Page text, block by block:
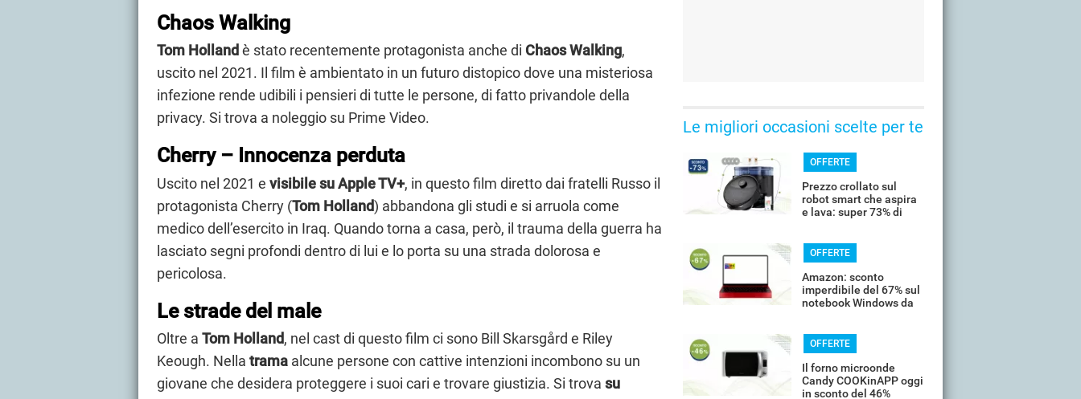
Chaos Walking
Tom Holland è stato recentemente protagonista anche di Chaos Walking,
uscito nel 2021. Il film è ambientato in un futuro distopico dove una misteriosa
infezione rende udibili i pensieri di tutte le persone, di fatto privandole della
privacy. Si trova a noleggio su Prime Video.
Cherry – Innocenza perduta
Uscito nel 2021 e visibile su Apple TV+, in questo film diretto dai fratelli Russo il
protagonista Cherry (Tom Holland) abbandona gli studi e si arruola come
medico dell’esercito in Iraq. Quando torna a casa, però, il trauma della guerra ha
lasciato segni profondi dentro di lui e lo porta su una strada dolorosa e
pericolosa.
Le strade del male
Oltre a Tom Holland, nel cast di questo film ci sono Bill Skarsgård e Riley
Keough. Nella trama alcune persone con cattive intenzioni incombono su un
giovane che desidera proteggere i suoi cari e trovare giustizia. Si trova su
Le migliori occasioni scelte per te
OFFERTE
Prezzo crollato sul
robot smart che aspira
e lava: super 73% di
OFFERTE
Amazon: sconto
imperdibile del 67% sul
notebook Windows da
OFFERTE
Il forno microonde
Candy COOKinAPP oggi
in sconto del 46%